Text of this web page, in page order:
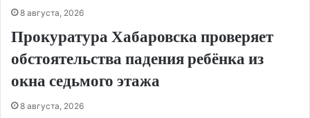
8 августа, 2026
Прокуратура Хабаровска проверяет
обстоятельства падения ребёнка из
окна седьмого этажа
8 августа, 2026